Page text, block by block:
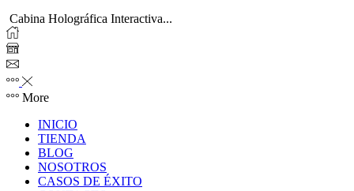
Cabina Holográfica Interactiva...
More
INICIO
TIENDA
BLOG
NOSOTROS
CASOS DE ÉXITO